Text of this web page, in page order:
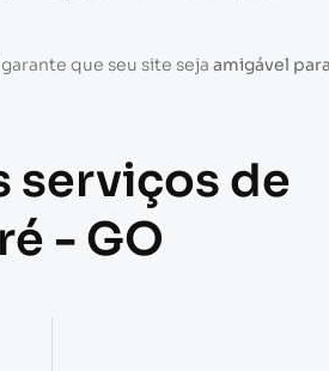
garante que seu site seja amigável
serviços de
- GO